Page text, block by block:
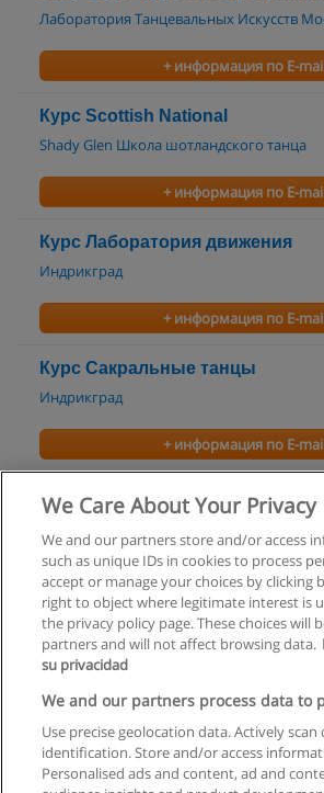
Лаборатория Танцевальных Искусств
+ информация по E-
Курс Scottish National
Shady Glen Школа шотландского танца
+ информация по E-
Курс Лаборатория движения
Индрикград
+ информация по E-
Курс Сакральные танцы
Индрикград
+ информация по E-
Курс Танго
+ информация по E-mail
Правила пользования
Конфиденциальность
Напишите Educaedu
We Care About Your Privacy
We and our partners store and/or access
such as unique IDs in cookies to process
accept or manage your choices by clicking
right to object where legitimate interest is
the privacy policy page. These choices will
partners and will not affect browsing data.
su privacidad
We and our partners process data to
Use precise geolocation data. Actively
identification. Store and/or access
Personalised ads and content, ad and